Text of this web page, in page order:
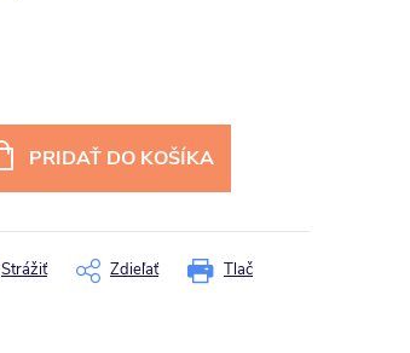
PRIDAŤ DO KOŠÍKA
Tlač
Strážiť Zdieľať